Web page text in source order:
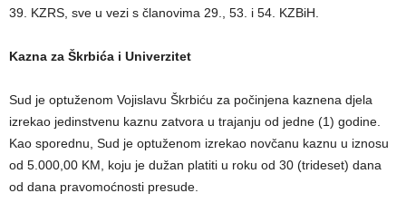
39. KZRS, sve u vezi s članovima 29., 53. i 54. KZBiH.
Kazna za Škrbića i Univerzitet
Sud je optuženom Vojislavu Škrbiću za počinjena kaznena djela
izrekao jedinstvenu kaznu zatvora u trajanju od jedne (1) godine.
Kao sporednu, Sud je optuženom izrekao novčanu kaznu u iznosu
od 5.000,00 KM, koju je dužan platiti u roku od 30 (trideset) dana
od dana pravomoćnosti presude.